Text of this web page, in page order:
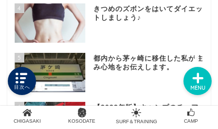
4
きつめのズボンをはいてダイエッ
トしましょう♪
5
都内から茅ヶ崎に移住した私が住
み心地をお伝えします。
6
【2022年版】キャンプのチェア
実際に座ってみて良いなと感じた
【10選】
CHIGASAKI KOSODATE SURF＆TRAINING CAMP
MENU
CONTACT
目次へ